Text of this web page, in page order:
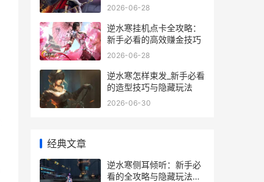
2026-06-28
逆水寒挂机点卡全攻略：
新手必看的高效赚金技巧
2026-06-28
逆水寒怎样束发_新手必看
的造型技巧与隐藏玩法
2026-06-30
经典文章
逆水寒侧耳倾听：新手必
看的全攻略与隐藏玩法揭